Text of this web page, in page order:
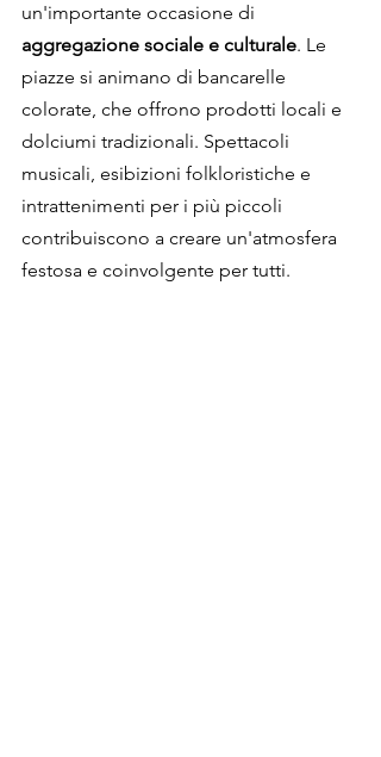
un'importante occasione di
aggregazione sociale e culturale. Le
piazze si animano di bancarelle
colorate, che offrono prodotti locali e
dolciumi tradizionali. Spettacoli
musicali, esibizioni folkloristiche e
intrattenimenti per i più piccoli
contribuiscono a creare un'atmosfera
festosa e coinvolgente per tutti.